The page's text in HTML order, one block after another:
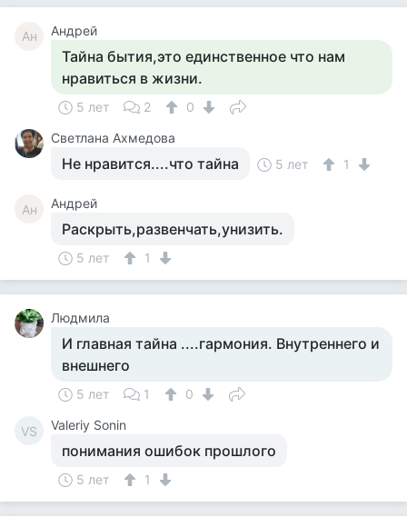
Ан Андрей
Тайна бытия,это единственное что нам
нравиться в жизни.
5 лет 2
0
Светлана Ахмедова
Не нравится....что тайна 5 лет 1
Ан Андрей
Раскрыть,развенчать,унизить.
5 лет 1
Людмила
И главная тайна ....гармония. Внутреннего и
внешнего
5 лет 1 0
VS Valeriy Sonin
понимания ошибок прошлого
5 лет 1